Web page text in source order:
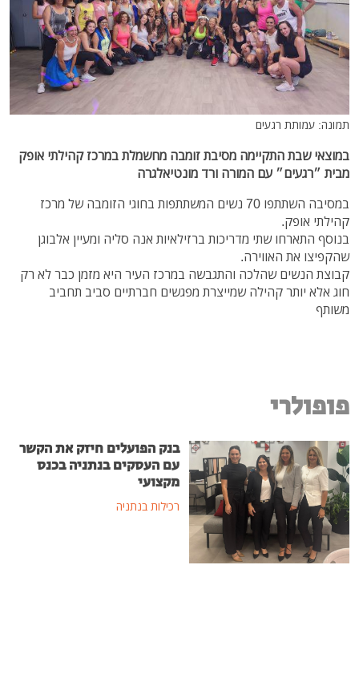
תמונה: עמותת רגעים
במוצאי שבת התקיימה מסיבת זומבה מחשמלת במרכז קהילתי אופק
מבית ״רגעים״ עם המורה ורד מונטיאלגרה
במסיבה השתתפו 70 נשים המשתתפות בחוגי הזומבה של מרכז
קהילתי אופק.
בנוסף התארחו שתי מדריכות ברזילאיות אנה סליה ומעיין אלבוגן
שהקפיצו את האווירה.
קבוצת הנשים שהלכה והתגבשה במרכז העיר היא מזמן כבר לא רק
חוג אלא יותר קהילה שמייצרת מפגשים חברתיים סביב תחביב
משותף
פופולרי
בנק הפועלים חיזק את הקשר
עם העסקים בנתניה בכנס
מקצועי
רכילות בנתניה